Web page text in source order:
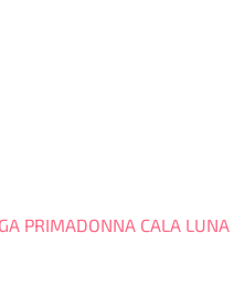
PRIMADONNA CALA